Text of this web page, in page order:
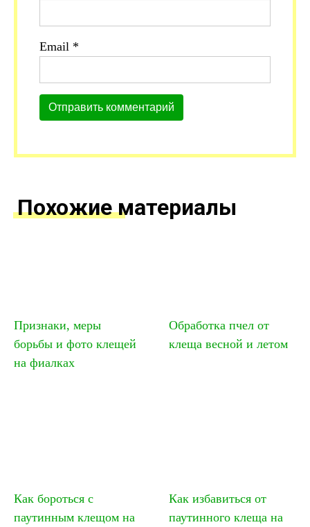
Email *
Похожие материалы
Признаки, меры
борьбы и фото клещей
на фиалках
Обработка пчел от
клеща весной и летом
Как бороться с
паутинным клещом на
Как избавиться от
паутинного клеща на